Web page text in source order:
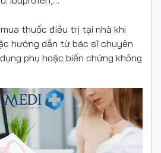
thuốc điều trị tại nhà khi
hướng dẫn từ bác sĩ chuyên
phụ hoặc biến chứng không